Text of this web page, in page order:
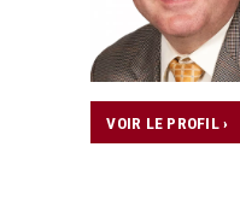
VOIR LE PROFIL ›